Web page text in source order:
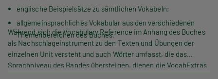
englische Beispielsätze zu sämtlichen Vokabeln;
allgemeinsprachliches Vokabular aus den verschiedenen
Themenbereichen des Buches.
Während sich dieVocabulary Reference im Anhang des Buches
als Nachschlageinstrument zu den Texten und Übungen der
einzelnen Unit versteht und auch Wörter umfasst, die das
Sprachniveau des Bandes übersteigen, dienen die VocabExtras